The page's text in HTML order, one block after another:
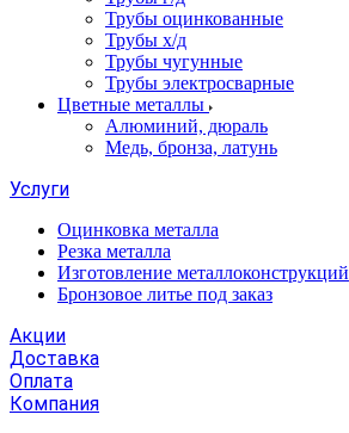
Трубы оцинкованные
Трубы х/д
Трубы чугунные
Трубы электросварные
Цветные металлы
Алюминий, дюраль
Медь, бронза, латунь
Услуги
Оцинковка металла
Резка металла
Изготовление металлоконструкций
Бронзовое литье под заказ
Акции
Доставка
Оплата
Компания